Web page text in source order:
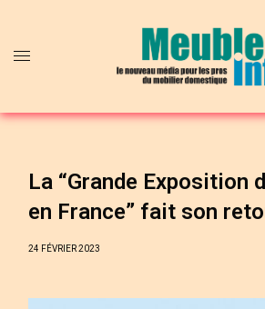
La “Grande Exposition
en France” fait son
24 FÉVRIER 2023